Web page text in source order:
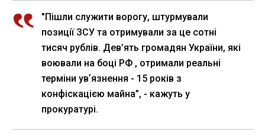
"Пішли служити ворогу, штурмували
позиції ЗСУ та отримували за це сотні
тисяч рублів. Дев’ять громадян України, які
воювали на боці РФ , отримали реальні
терміни увʼязнення - 15 років з
конфіскацією майна”, - кажуть у
прокуратурі.